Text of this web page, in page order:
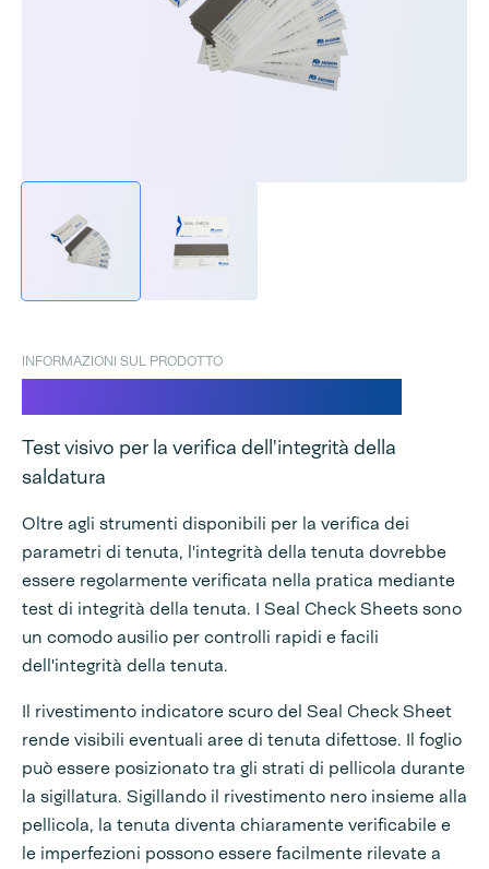
INFORMAZIONI SUL PRODOTTO
Test visivo per la verifica dell'integrità della
saldatura
Oltre agli strumenti disponibili per la verifica dei
parametri di tenuta, l'integrità della tenuta dovrebbe
essere regolarmente verificata nella pratica mediante
test di integrità della tenuta. I Seal Check Sheets sono
un comodo ausilio per controlli rapidi e facili
dell'integrità della tenuta.
Il rivestimento indicatore scuro del Seal Check Sheet
rende visibili eventuali aree di tenuta difettose. Il foglio
può essere posizionato tra gli strati di pellicola durante
la sigillatura. Sigillando il rivestimento nero insieme alla
pellicola, la tenuta diventa chiaramente verificabile e
le imperfezioni possono essere facilmente rilevate a